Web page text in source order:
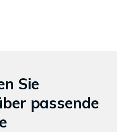
Sie
passende